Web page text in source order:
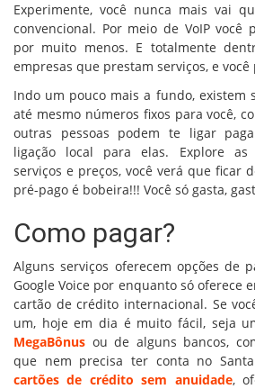
Experimente, você nunca mais vai
convencional. Por meio de VoIP você
por muito menos. E totalmente
empresas que prestam serviços, e você
Indo um pouco mais a fundo, existem
até mesmo números fixos para você,
outras pessoas podem te ligar
ligação local para elas. Explore as
serviços e preços, você verá que ficar
pré-pago é bobeira!!! Você só gasta,
Como pagar?
Alguns serviços oferecem opções de
Google Voice por enquanto só oferece
cartão de crédito internacional. Se
um, hoje em dia é muito fácil, seja
MegaBônus ou de alguns bancos,
que nem precisa ter conta no
cartões de crédito sem anuidade,